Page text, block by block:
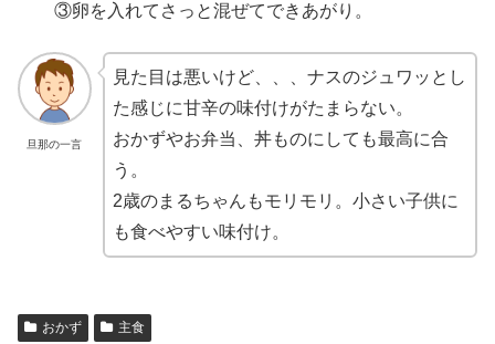
③卵を入れてさっと混ぜてできあがり。
旦那の一言
見た目は悪いけど、、、ナスのジュワッとし
た感じに甘辛の味付けがたまらない。
おかずやお弁当、丼ものにしても最高に合
う。
2歳のまるちゃんもモリモリ。小さい子供に
も食べやすい味付け。
おかず 主食